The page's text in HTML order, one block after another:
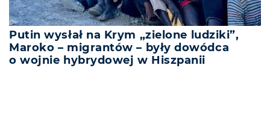
Putin wysłał na Krym „zielone ludziki”,
Maroko – migrantów – były dowódca
o wojnie hybrydowej w Hiszpanii